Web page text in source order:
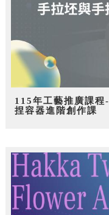
115年工藝推廣課
捏容器進階創作課